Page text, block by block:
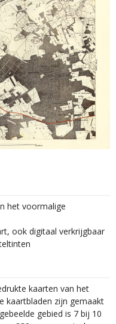
het voormalige
ook digitaal verkrijgbaar
kaarten van het
kaartbladen zijn gemaakt
gebied is 7 bij 10